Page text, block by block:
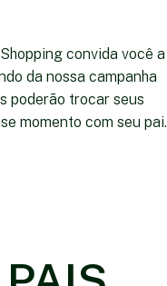
convida você a
da nossa campanha
poderão trocar seus
momento com seu pai.